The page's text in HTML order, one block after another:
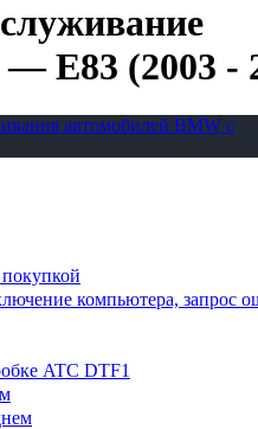
E83 (2003 -
автомобилей BMW с
компьютера, запрос
ATC DTF1